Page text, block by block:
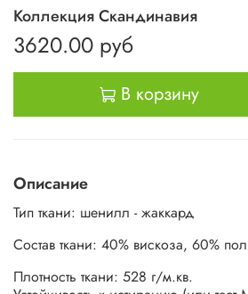
Коллекция Скандинавия
3620.00 руб
В корзину
Описание
Тип ткани: шенилл - жаккард
Состав ткани: 40% вискоза, 60%
Плотность ткани: 528 г/м.кв.